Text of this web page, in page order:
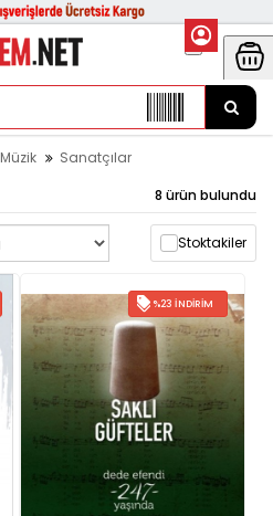
Müzik Sanatçılar
8 ürün bulundu
Stoktakiler
%23 İNDIRIM